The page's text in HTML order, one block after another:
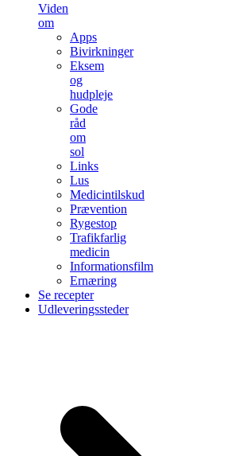
Viden
om
Apps
Bivirkninger
Eksem
og
hudpleje
Gode
råd
om
sol
Links
Lus
Medicintilskud
Prævention
Rygestop
Trafikfarlig
medicin
Informationsfilm
Ernæring
Se recepter
Udleveringssteder